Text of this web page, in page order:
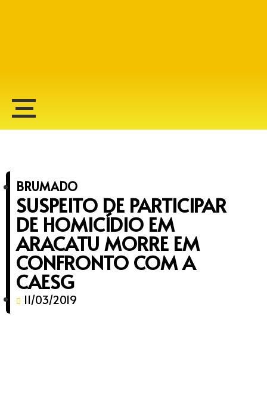
BRUMADO
SUSPEITO DE PARTICIPAR
DE HOMICÍDIO EM
ARACATU MORRE EM
CONFRONTO COM A
CAESG
11/03/2019